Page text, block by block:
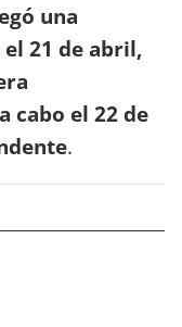
una
21 de abril,
cabo el 22 de
.